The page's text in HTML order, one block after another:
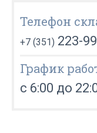
Телефон
+7 (351) 223-
График
с 6:00 до